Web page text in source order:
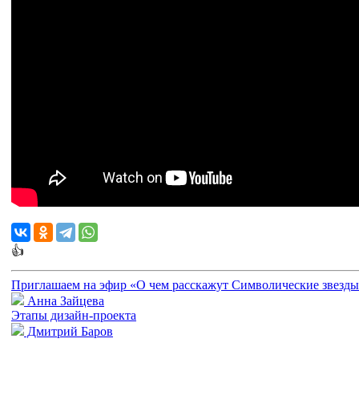
👍
Приглашаем на эфир «О чем расскажут Символические
Анна Зайцева
Этапы дизайн-проекта
Дмитрий Баров